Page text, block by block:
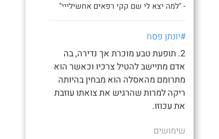
- "למה יצא לי שם קקי רפאים אחשילייי"
#יונתן פסח
2. תופעת טבע מוכרת אך נדירה, בה
אדם מתיישב להטיל צרכיו וכאשר הוא
מתרומם מהאסלה הוא מבחין בהיותה
ריקה למרות שהרגיש את צואתו עוזבת
את עכוזו.
שימושים